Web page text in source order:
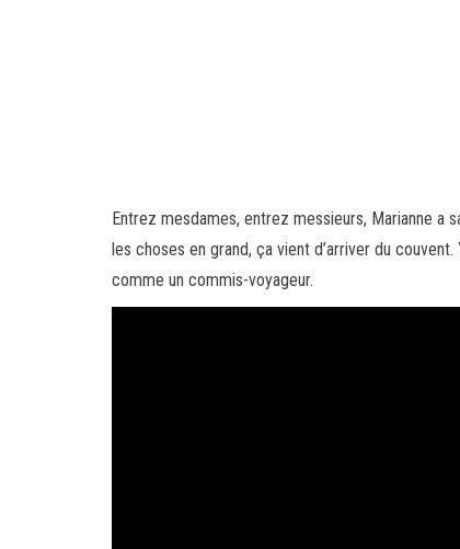
Entrez mesdames, entrez messieurs, Marianne a
les choses en grand, ça vient d’arriver du
comme un commis-voyageur.